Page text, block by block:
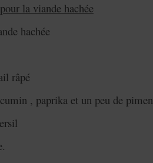
la viande hachée
hachée
râpé
, paprika et un peu de